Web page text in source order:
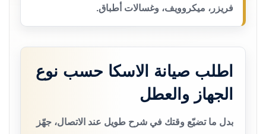
فريزر، ميكروويف، وغسالات أطباق.
اطلب صيانة الاسكا حسب نوع
الجهاز والعطل
بدل ما تضيّع وقتك في شرح طويل عند الاتصال، جهّز